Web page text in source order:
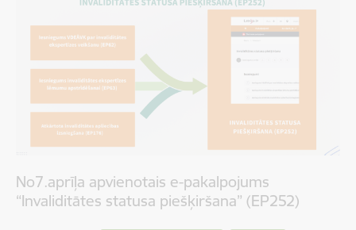
No7.aprīļa apvienotais e-pakalpojums
“Invaliditātes statusa piešķiršana” (EP252)